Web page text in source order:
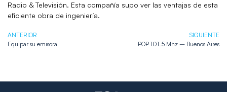
Radio & Televisión. Esta compañía supo ver las ventajas de esta
eficiente obra de ingeniería.
ANTERIOR
Equipar su emisora
SIGUIENTE
POP 101.5 Mhz – Buenos Aires